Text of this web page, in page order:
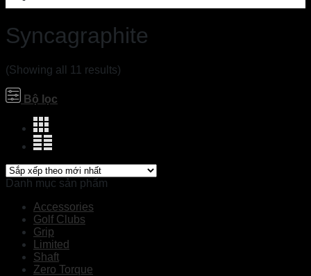
Syncagraphite
(Showing all 11 results)
Bộ lọc
Danh mục sản phẩm
Accessories
Golf Clubs
Grip
Limited
Shaft
Zero Torque